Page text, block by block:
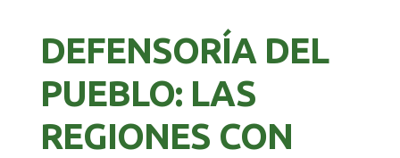
DEFENSORÍA DEL
PUEBLO: LAS
REGIONES CON